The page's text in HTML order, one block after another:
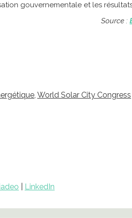
gouvernementale et les
Source :
, World Solar City Congress
LinkedIn